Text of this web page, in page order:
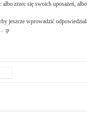
zrzec się swoich uposażeń,
jeszcze wprowadzić
:p